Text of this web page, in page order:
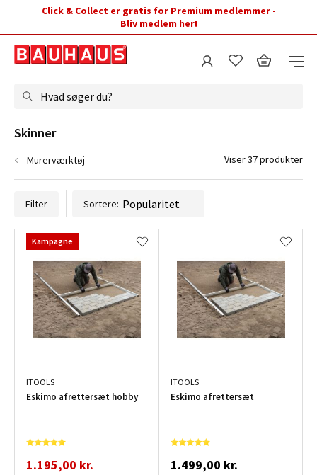
Click & Collect er gratis for Premium medlemmer -
Bliv medlem her!
Hvad søger du?
Filter Sortere:
Kampagne
ITOOLS
Eskimo afrettersæt hobby
1.195,00 kr.
ITOOLS
Eskimo afrettersæt
1.499,00 kr.
Skinner
Murerværktøj Viser 37 produkter